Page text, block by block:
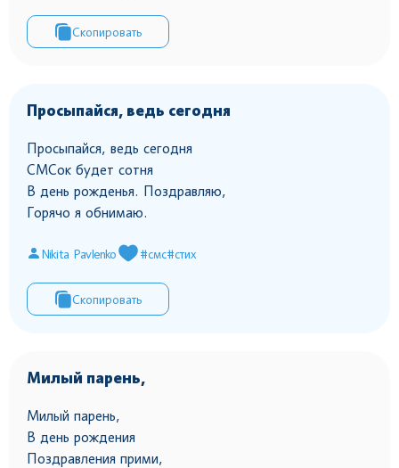
Скопировать
Просыпайся, ведь сегодня
Просыпайся, ведь сегодня
СМСок будет сотня
В день рожденья. Поздравляю,
Горячо я обнимаю.
Nikita Pavlenko #смс#стих
Скопировать
Милый парень,
Милый парень,
В день рождения
Поздравления прими,